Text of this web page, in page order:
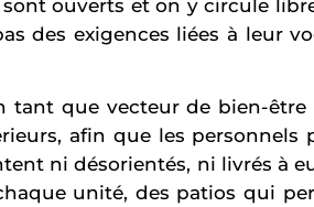
ouverts et on y circule
des exigences liées à leur
tant que vecteur de bien-
afin que les
ni désorientés, ni livrés à
unité, des patios qui